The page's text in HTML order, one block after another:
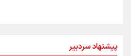
آمریکاست و ارتباطی به مذاکرات ایران و عمان
پیشنهاد سردبیر